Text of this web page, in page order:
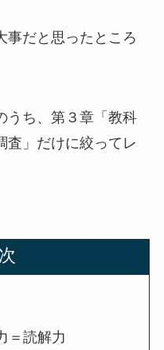
事だと思ったところ
うち、第３章「教科
」だけに絞ってレ
＝読解力